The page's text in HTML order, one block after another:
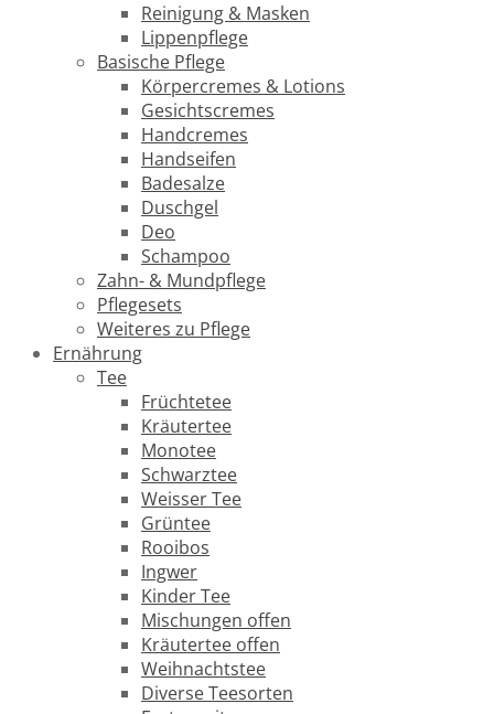
Reinigung & Masken
Lippenpflege
Basische Pflege
Körpercremes & Lotions
Gesichtscremes
Handcremes
Handseifen
Badesalze
Duschgel
Deo
Schampoo
Zahn- & Mundpflege
Pflegesets
Weiteres zu Pflege
Ernährung
Tee
Früchtetee
Kräutertee
Monotee
Schwarztee
Weisser Tee
Grüntee
Rooibos
Ingwer
Kinder Tee
Mischungen offen
Kräutertee offen
Weihnachtstee
Diverse Teesorten